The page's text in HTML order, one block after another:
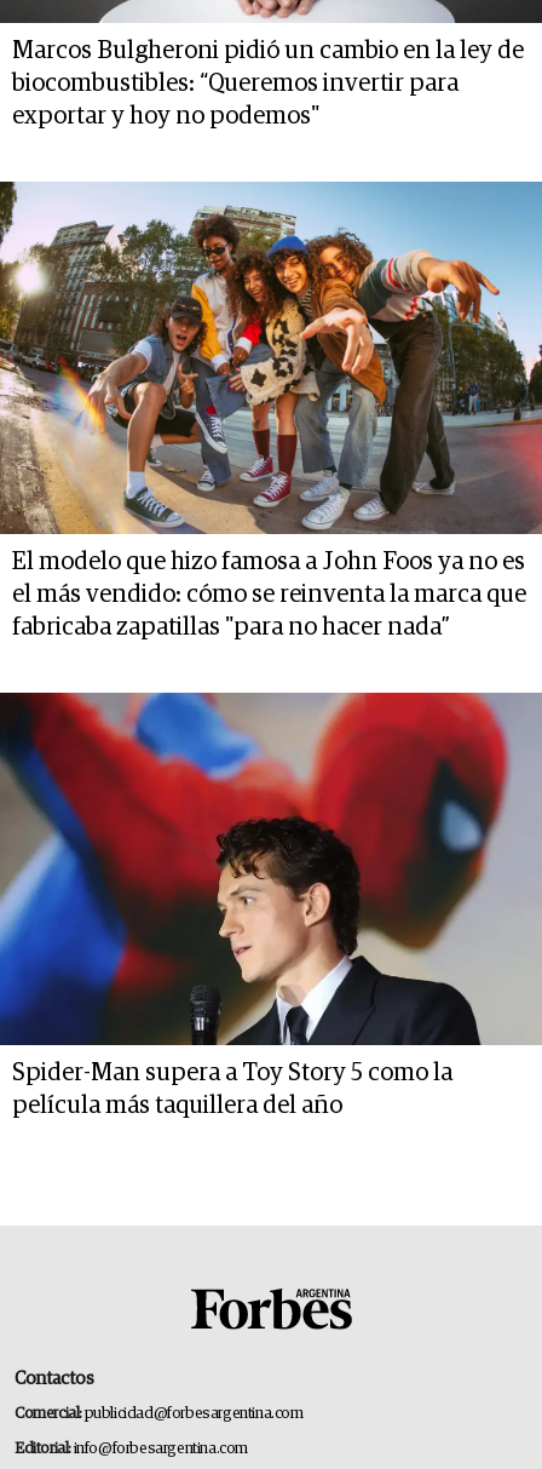
Marcos Bulgheroni pidió un cambio en la ley de
biocombustibles: “Queremos invertir para
exportar y hoy no podemos"
El modelo que hizo famosa a John Foos ya no es
el más vendido: cómo se reinventa la marca que
fabricaba zapatillas "para no hacer nada”
Spider-Man supera a Toy Story 5 como la
película más taquillera del año
Contactos
Comercial:publicidad@forbesargentina.com
Editorial:info@forbesargentina.com